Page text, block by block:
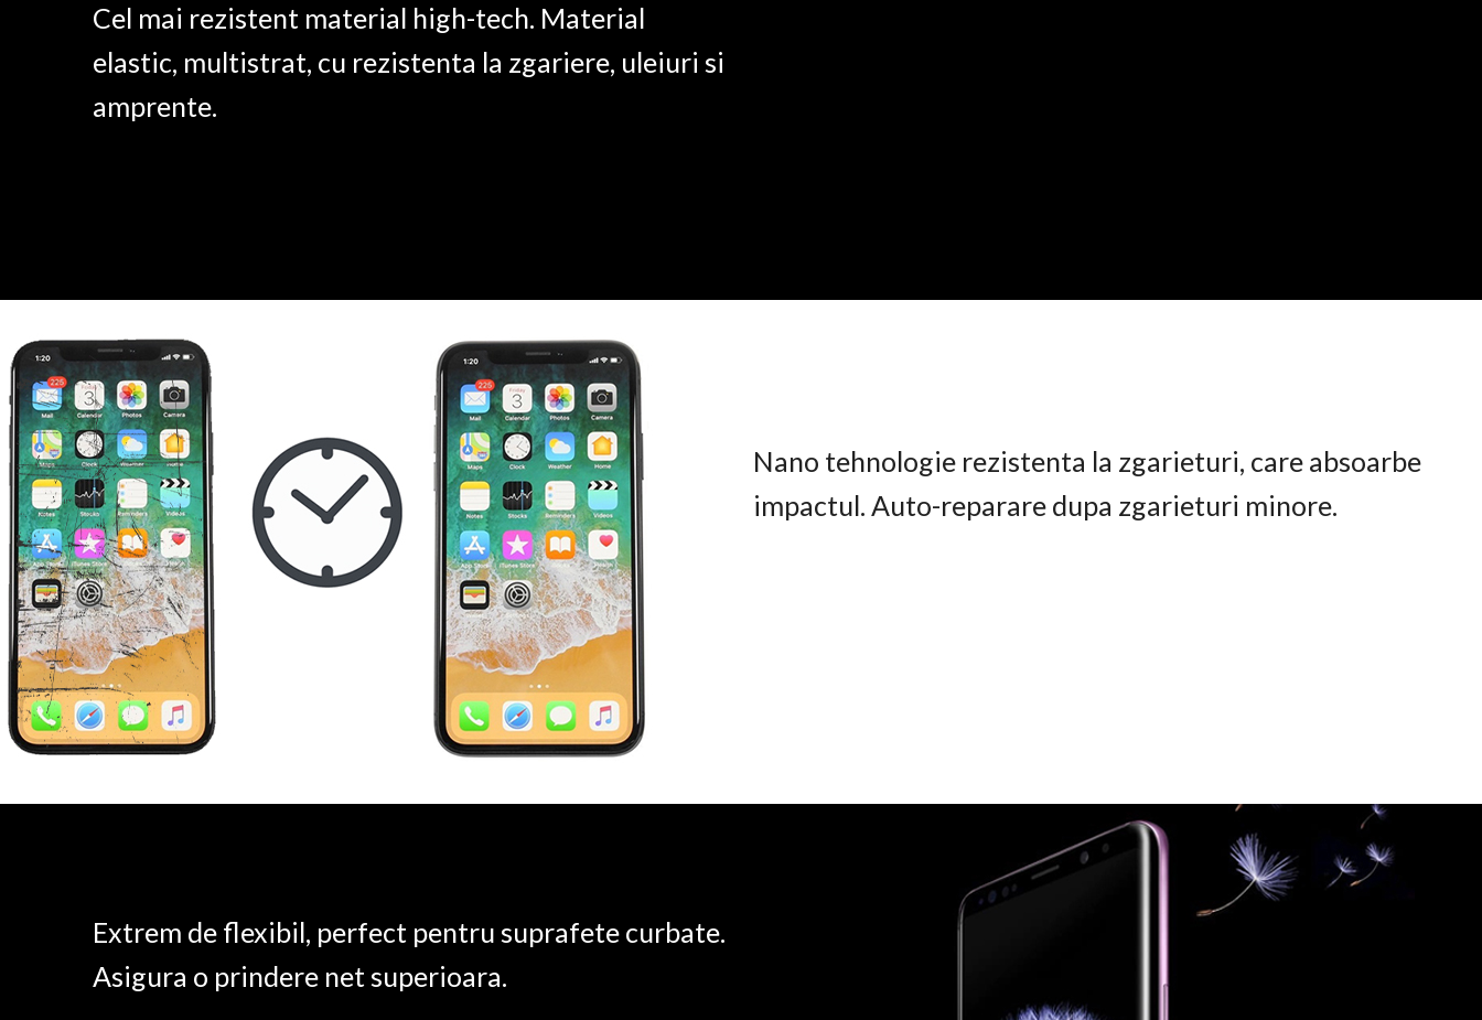
Cel mai rezistent material high-tech. Material
elastic, multistrat, cu rezistenta la zgariere, uleiuri si
amprente.
Nano tehnologie rezistenta la zgarieturi, care absoarbe
impactul. Auto-reparare dupa zgarieturi minore.
Extrem de flexibil, perfect pentru suprafete curbate.
Asigura o prindere net superioara.